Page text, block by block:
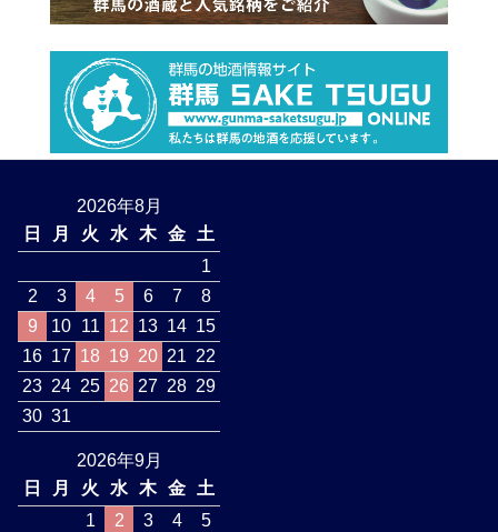
2026年8月
日
月 火 水 木 金
土
1
2
3 4 5 6 7
8
9
10 11 12 13 14 15
16 17 18 19 20 21 22
23 24 25 26 27 28 29
30 31
2026年9月
日
月 火 水 木 金
土
1
2 3 4
5